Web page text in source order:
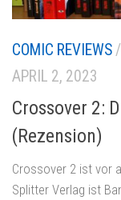
COMIC REVIEWS /
APRIL 2, 2023
Crossover 2:
(Rezension)
Crossover 2 ist vor
Splitter Verlag ist